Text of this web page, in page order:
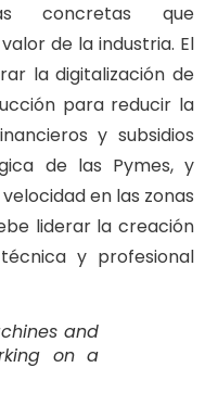
concretas que
de la industria. El
la digitalización de
para reducir la
y subsidios
de las Pymes, y
en las zonas
liderar la creación
y profesional
and
on a